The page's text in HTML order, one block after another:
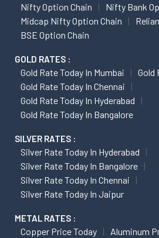
Nifty Option Chain
Nifty Bank
Midcap Nifty Option Chain
BSE Option Chain
GOLD RATES :
Gold Rate Today In Mumbai
Gold
Gold Rate Today In Chennai
Gold Rate Today In Hyderabad
Gold Rate Today In Bangalore
SILVER RATES :
Silver Rate Today In Hyderabad
Silver Rate Today In Bangalore
Silver Rate Today In Chennai
Silver Rate Today In Jaipur
METAL RATES :
Copper Price Today
Aluminum